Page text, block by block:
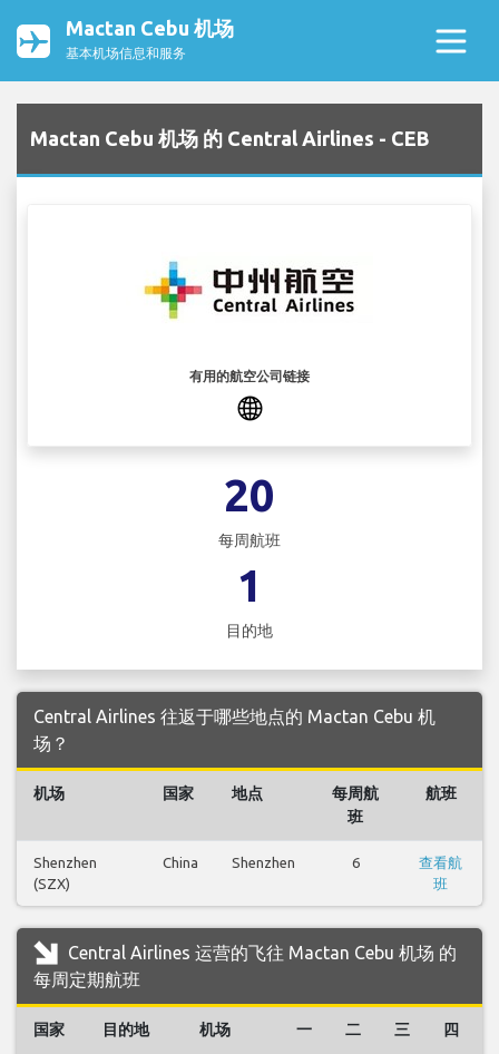
Mactan Cebu 机场
基本机场信息和服务
Mactan Cebu 机场 的 Central Airlines - CEB
有用的航空公司链接
20
每周航班
1
目的地
Central Airlines 往返于哪些地点的 Mactan Cebu 机
场？
机场 国家 地点
每周航
班
航班
Shenzhen
(SZX)
China Shenzhen 6
查看航
班
Central Airlines 运营的飞往 Mactan Cebu 机场 的
每周定期航班
国家 目的地 机场 一 二 三 四